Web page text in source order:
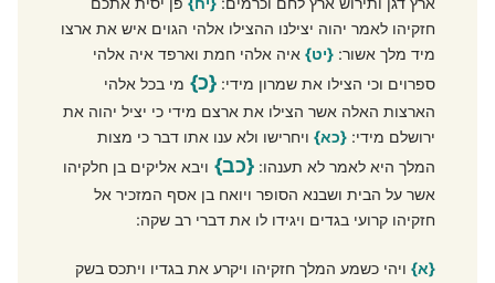
חזקיהו לאמר יהוה יצילנו ההצילו אלהי הגוים איש את ארצו
מיד מלך אשור:{יט} איה אלהי חמת וארפד איה אלהי
ספרוים וכי הצילו את שמרון מידי:{כ} מי בכל אלהי
הארצות האלה אשר הצילו את ארצם מידי כי יציל יהוה את
ירושלם מידי:{כא} ויחרישו ולא ענו אתו דבר כי מצות
המלך היא לאמר לא תענהו:{כב} ויבא אליקים בן חלקיהו
אשר על הבית ושבנא הסופר ויואח בן אסף המזכיר אל
חזקיהו קרועי בגדים ויגידו לו את דברי רב שקה:
{א} ויהי כשמע המלך חזקיהו ויקרע את בגדיו ויתכס בשק